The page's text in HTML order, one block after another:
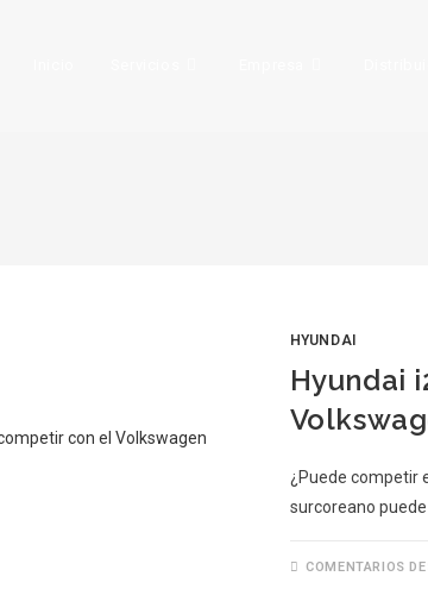
HYUNDAI
Hyundai
¿Puede competir
surcoreano puede
COMENTARIOS